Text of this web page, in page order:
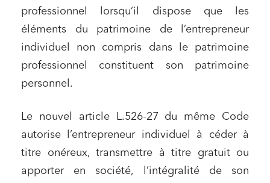
professionnel lorsqu’il dispose que les
éléments du patrimoine de l’entrepreneur
individuel non compris dans le patrimoine
professionnel constituent son patrimoine
personnel.
Le nouvel article L.526-27 du même Code
autorise l’entrepreneur individuel à céder à
titre onéreux, transmettre à titre gratuit ou
apporter en société, l’intégralité de son